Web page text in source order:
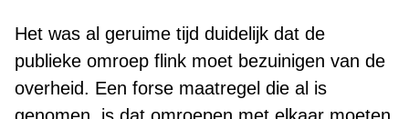
Het was al geruime tijd duidelijk dat de
publieke omroep flink moet bezuinigen van de
overheid. Een forse maatregel die al is